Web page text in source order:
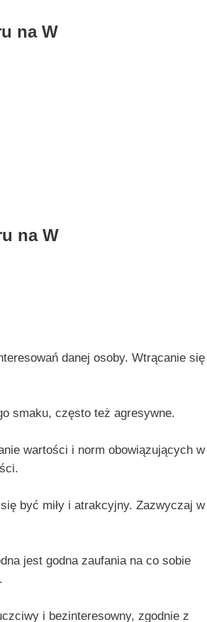
na W
na W
danej osoby. Wtrącanie się
smaku, często też agresywne.
wartości i norm obowiązujących w
być miły i atrakcyjny. Zazwyczaj w
jest godna zaufania na co sobie
i bezinteresowny, zgodnie z